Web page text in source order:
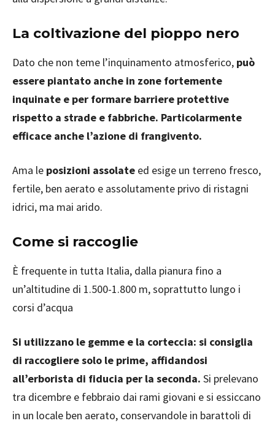
La coltivazione del pioppo nero
Dato che non teme l’inquinamento atmosferico, può
essere piantato anche in zone fortemente
inquinate e per formare barriere protettive
rispetto a strade e fabbriche. Particolarmente
efficace anche l’azione di frangivento.
Ama le posizioni assolate ed esige un terreno fresco,
fertile, ben aerato e assolutamente privo di ristagni
idrici, ma mai arido.
Come si raccoglie
È frequente in tutta Italia, dalla pianura fino a
un’altitudine di 1.500-1.800 m, soprattutto lungo i
corsi d’acqua
Si utilizzano le gemme e la corteccia: si consiglia
di raccogliere solo le prime, affidandosi
all’erborista di fiducia per la seconda. Si prelevano
tra dicembre e febbraio dai rami giovani e si essiccano
in un locale ben aerato, conservandole in barattoli di